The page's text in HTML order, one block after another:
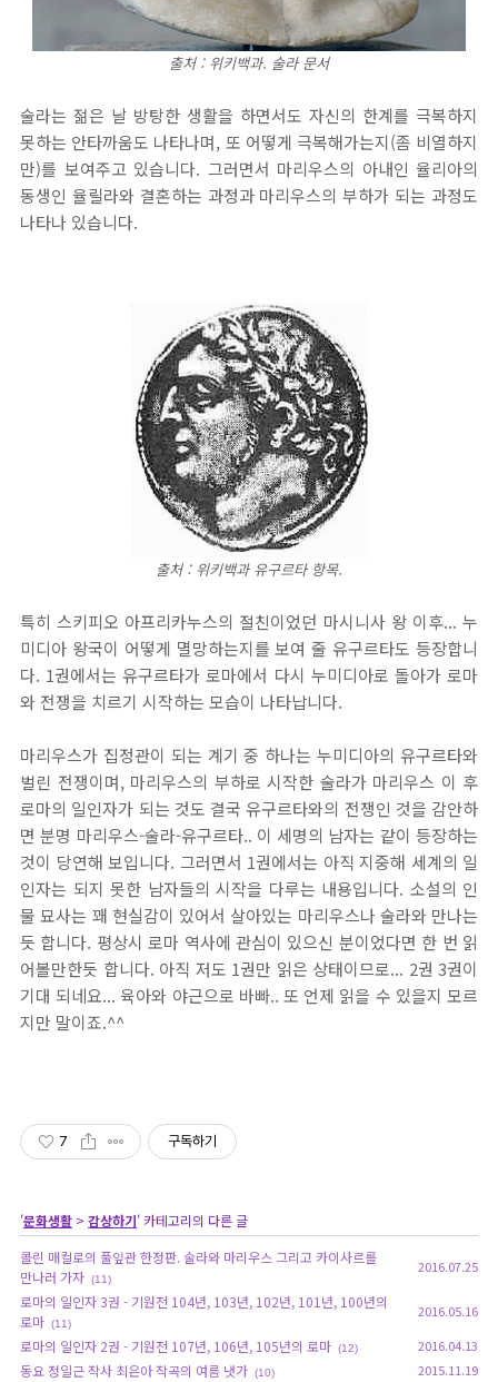
출처 : 위키백과. 술라 문서
술라는 젊은 날 방탕한 생활을 하면서도 자신의 한계를 극복하지
못하는 안타까움도 나타나며, 또 어떻게 극복해가는지(좀 비열하지
만)를 보여주고 있습니다. 그러면서 마리우스의 아내인 율리아의
동생인 율릴라와 결혼하는 과정과 마리우스의 부하가 되는 과정도
나타나 있습니다.
출처 : 위키백과 유구르타 항목.
특히 스키피오 아프리카누스의 절친이었던 마시니사 왕 이후... 누
미디아 왕국이 어떻게 멸망하는지를 보여 줄 유구르타도 등장합니
다. 1권에서는 유구르타가 로마에서 다시 누미디아로 돌아가 로마
와 전쟁을 치르기 시작하는 모습이 나타납니다.
마리우스가 집정관이 되는 계기 중 하나는 누미디아의 유구르타와
벌린 전쟁이며, 마리우스의 부하로 시작한 술라가 마리우스 이 후
로마의 일인자가 되는 것도 결국 유구르타와의 전쟁인 것을 감안하
면 분명 마리우스-술라-유구르타.. 이 세명의 남자는 같이 등장하는
것이 당연해 보입니다. 그러면서 1권에서는 아직 지중해 세계의 일
인자는 되지 못한 남자들의 시작을 다루는 내용입니다. 소설의 인
물 묘사는 꽤 현실감이 있어서 살아있는 마리우스나 술라와 만나는
듯 합니다. 평상시 로마 역사에 관심이 있으신 분이었다면 한 번 읽
어볼만한듯 합니다. 아직 저도 1권만 읽은 상태이므로... 2권 3권이
기대 되네요... 육아와 야근으로 바빠.. 또 언제 읽을 수 있을지 모르
지만 말이죠.^^
7 구독하기
'문화생활 > 감상하기' 카테고리의 다른 글
콜린 매컬로의 풀잎관 한정판. 술라와 마리우스 그리고 카이사르를
만나러 가자 (11)
2016.07.25
로마의 일인자 3권 - 기원전 104년, 103년, 102년, 101년, 100년의
로마 (11)
2016.05.16
로마의 일인자 2권 - 기원전 107년, 106년, 105년의 로마 (12) 2016.04.13
동요 정일근 작사 최은아 작곡의 여름 냇가 (10) 2015.11.19